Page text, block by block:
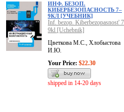
ИНФ. БЕЗОП.
КИБЕРБЕЗОПАСНОСТЬ 7–
9КЛ [УЧЕБНИК]
Inf. bezop. Kiberbezopasnost'
9kl [Uchebnik]
Цветкова М.С., Хлобыстова
И.Ю.
Your Price: $22.30
shipped in 14-20 days